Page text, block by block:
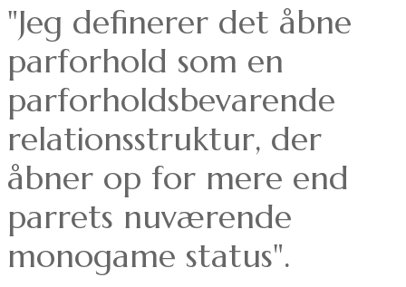
"Jeg definerer det åbne
parforhold som en
parforholdsbevarende
relationsstruktur, der
åbner op for mere end
parrets nuværende
monogame status".